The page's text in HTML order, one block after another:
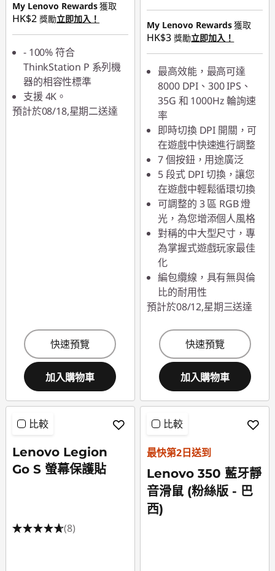
My Lenovo Rewards獲取
HK$2 獎勵立即加入！
- 100% 符合
ThinkStation P 系列機
器的相容性標準
支援 4K。
預計於08/18,星期二送達
快速預覽
加入購物車
eCoupon Savings :-
HK$70.00
使用優惠券 :PCEXPO
My Lenovo Rewards獲取
HK$3 獎勵立即加入！
最高效能，最高可達
8000 DPI、300 IPS、
35G 和 1000Hz 輪詢速
率
即時切換 DPI 開關，可
在遊戲中快速進行調整
7 個按鈕，用途廣泛
5 段式 DPI 切換，讓您
在遊戲中輕鬆循環切換
可調整的 3 區 RGB 燈
光，為您增添個人風格
對稱的中大型尺寸，專
為掌握式遊戲玩家最佳
化
編包纜線，具有無與倫
比的耐用性
預計於08/12,星期三送達
快速預覽
加入購物車
比較
Lenovo Legion
Go S 螢幕保護貼
(8)
比較
最快第2日送到
Lenovo 350 藍牙靜
音滑鼠 (粉絲版 - 巴
西)